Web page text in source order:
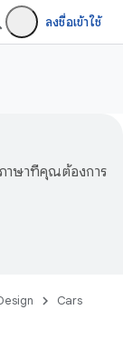
ลงชื่อเข้าใช้
าษาที่คุณต้องการ
Cars